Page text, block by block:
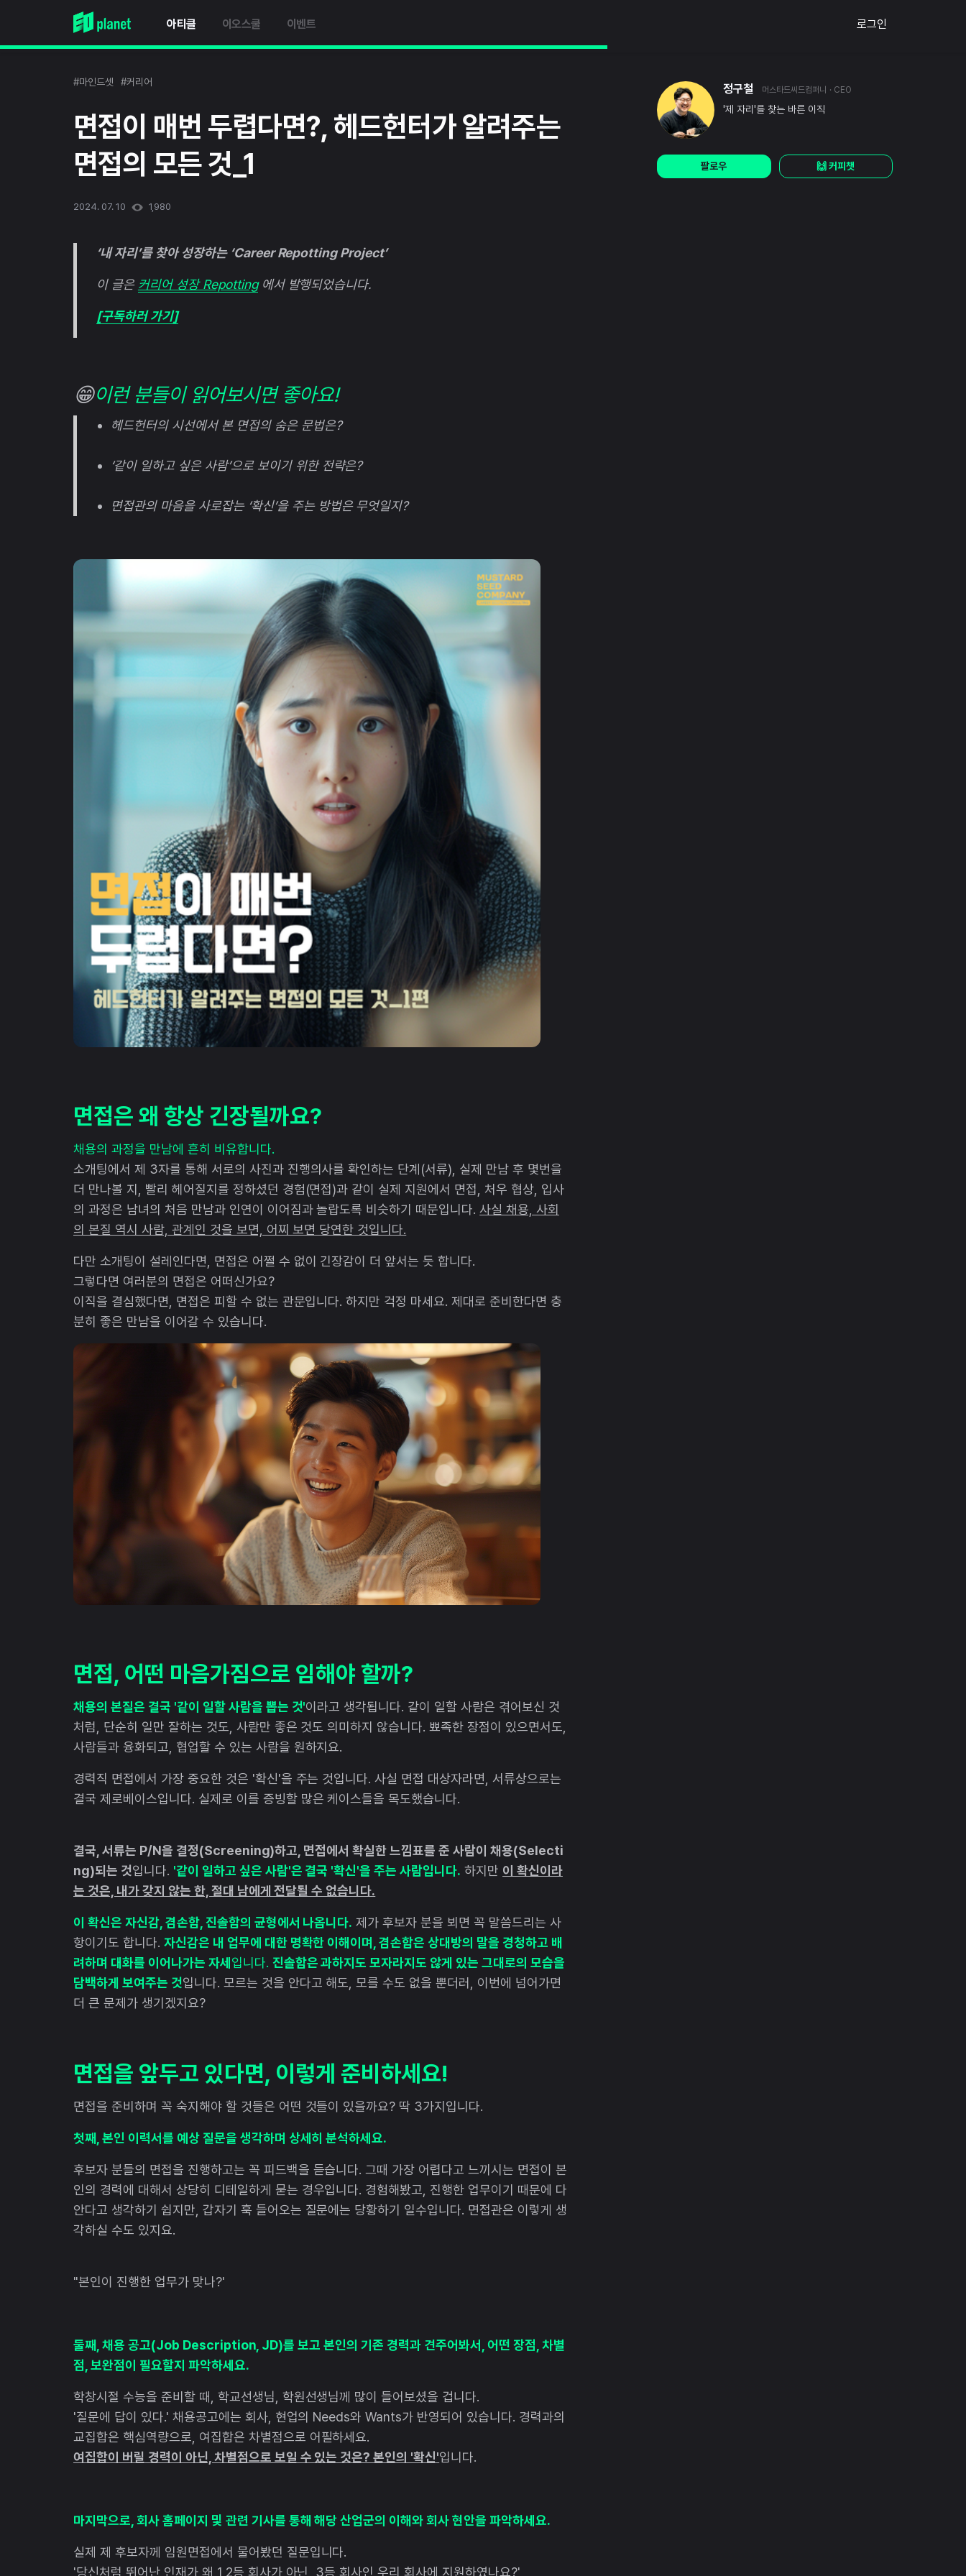
아티클 이오스쿨 이벤트 로그인
#마인드셋 #커리어
면접이 매번 두렵다면?, 헤드헌터가 알려주는
면접의 모든 것_1
2024. 07. 10 1,980
‘내 자리’를 찾아 성장하는 ‘Career Repotting Project’
이 글은 커리어 성장 Repotting에서 발행되었습니다.
[구독하러 가기]
😁이런 분들이 읽어보시면 좋아요!
헤드헌터의 시선에서 본 면접의 숨은 문법은?
‘같이 일하고 싶은 사람’으로 보이기 위한 전략은?
면접관의 마음을 사로잡는 ‘확신’을 주는 방법은 무엇일지?
면접은 왜 항상 긴장될까요?
채용의 과정을 만남에 흔히 비유합니다.
소개팅에서 제 3자를 통해 서로의 사진과 진행의사를 확인하는 단계(서류), 실제 만남 후 몇번을
더 만나볼 지, 빨리 헤어질지를 정하셨던 경험(면접)과 같이 실제 지원에서 면접, 처우 협상, 입사
의 과정은 남녀의 처음 만남과 인연이 이어짐과 놀랍도록 비슷하기 때문입니다.사실 채용, 사회
의 본질 역시 사람, 관계인 것을 보면, 어찌 보면 당연한 것입니다.
다만 소개팅이 설레인다면, 면접은 어쩔 수 없이 긴장감이 더 앞서는 듯 합니다.
그렇다면 여러분의 면접은 어떠신가요?
이직을 결심했다면, 면접은 피할 수 없는 관문입니다. 하지만 걱정 마세요. 제대로 준비한다면 충
분히 좋은 만남을 이어갈 수 있습니다.
면접, 어떤 마음가짐으로 임해야 할까?
채용의 본질은 결국 '같이 일할 사람을 뽑는 것'이라고 생각됩니다. 같이 일할 사람은 겪어보신 것
처럼, 단순히 일만 잘하는 것도, 사람만 좋은 것도 의미하지 않습니다. 뾰족한 장점이 있으면서도,
사람들과 융화되고, 협업할 수 있는 사람을 원하지요.
경력직 면접에서 가장 중요한 것은 '확신'을 주는 것입니다. 사실 면접 대상자라면, 서류상으로는
결국 제로베이스입니다. 실제로 이를 증빙할 많은 케이스들을 목도했습니다.
결국, 서류는 P/N을 결정(Screening)하고, 면접에서 확실한 느낌표를 준 사람이 채용(Selecti
ng)되는 것입니다. '같이 일하고 싶은 사람'은 결국 '확신'을 주는 사람입니다. 하지만 이 확신이라
는 것은, 내가 갖지 않는 한, 절대 남에게 전달될 수 없습니다.
이 확신은 자신감, 겸손함, 진솔함의 균형에서 나옵니다. 제가 후보자 분을 뵈면 꼭 말씀드리는 사
항이기도 합니다. 자신감은 내 업무에 대한 명확한 이해이며, 겸손함은 상대방의 말을 경청하고 배
려하며 대화를 이어나가는 자세 입니다. 진솔함은 과하지도 모자라지도 않게 있는 그대로의 모습을
담백하게 보여주는 것입니다. 모르는 것을 안다고 해도, 모를 수도 없을 뿐더러, 이번에 넘어가면
더 큰 문제가 생기겠지요?
면접을 앞두고 있다면, 이렇게 준비하세요!
면접을 준비하며 꼭 숙지해야 할 것들은 어떤 것들이 있을까요? 딱 3가지입니다.
첫째, 본인 이력서를 예상 질문을 생각하며 상세히 분석하세요.
후보자 분들의 면접을 진행하고는 꼭 피드백을 듣습니다. 그때 가장 어렵다고 느끼시는 면접이 본
인의 경력에 대해서 상당히 디테일하게 묻는 경우입니다. 경험해봤고, 진행한 업무이기 때문에 다
안다고 생각하기 쉽지만, 갑자기 훅 들어오는 질문에는 당황하기 일수입니다. 면접관은 이렇게 생
각하실 수도 있지요.
"본인이 진행한 업무가 맞나?'
둘째, 채용 공고(Job Description, JD)를 보고 본인의 기존 경력과 견주어봐서, 어떤 장점, 차별
점, 보완점이 필요할지 파악하세요.
학창시절 수능을 준비할 때, 학교선생님, 학원선생님께 많이 들어보셨을 겁니다.
'질문에 답이 있다.' 채용공고에는 회사, 현업의 Needs와 Wants가 반영되어 있습니다. 경력과의
교집합은 핵심역량으로, 여집합은 차별점으로 어필하세요.
여집합이 버릴 경력이 아닌, 차별점으로 보일 수 있는 것은? 본인의 '확신'입니다.
마지막으로, 회사 홈페이지 및 관련 기사를 통해 해당 산업군의 이해와 회사 현안을 파악하세요.
실제 제 후보자께 임원면접에서 물어봤던 질문입니다.
'당신처럼 뛰어난 인재가 왜 1,2등 회사가 아닌, 3등 회사인 우리 회사에 지원하였나요?'
정구철 머스타드씨드컴퍼니 · CEO
'제 자리'를 찾는 바른 이직
팔로우 🙌 커피챗